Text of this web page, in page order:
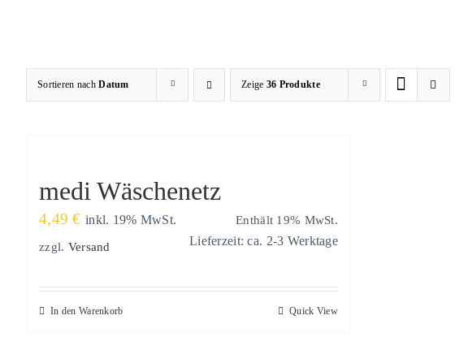
Sortieren nachDatum Zeige 36 Produkte
medi Wäschenetz
4,49€ inkl. 19% MwSt.
Enthält 19% MwSt.
zzgl. Versand Lieferzeit: ca. 2-3 Werktage
In den Warenkorb Quick View